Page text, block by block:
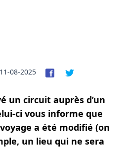
11-08-2025
un circuit auprès d’un
ci vous informe que
a été modifié (on
un lieu qui ne sera